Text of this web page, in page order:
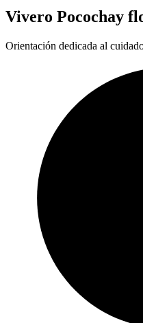
Vivero Pocochay
Orientación dedicada al